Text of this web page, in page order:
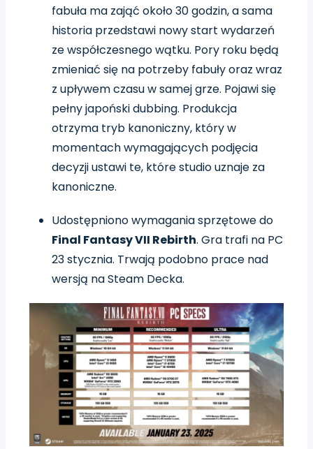
fabuła ma zająć około 30 godzin, a sama
historia przedstawi nowy start wydarzeń
ze współczesnego wątku. Pory roku będą
zmieniać się na potrzeby fabuły oraz wraz
z upływem czasu w samej grze. Pojawi się
pełny japoński dubbing. Produkcja
otrzyma tryb kanoniczny, który w
momentach wymagających podjęcia
decyzji ustawi te, które studio uznaje za
kanoniczne.
Udostępniono wymagania sprzętowe do
Final Fantasy VII Rebirth. Gra trafi na PC
23 stycznia. Trwają podobno prace nad
wersją na Steam Decka.